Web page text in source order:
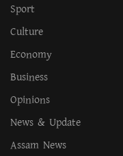
Sport
Culture
Economy
Business
Opinions
News & Update
Assam News